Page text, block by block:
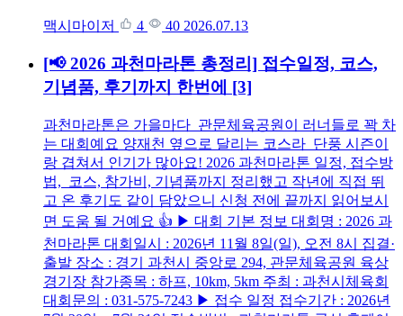
맥시마이저 4 40 2026.07.13
[📢 2026 과천마라톤 총정리] 접수일정, 코스,
기념품, 후기까지 한번에 [3]
과천마라톤은 가을마다 관문체육공원이 러너들로 꽉 차
는 대회예요 양재천 옆으로 달리는 코스라 단풍 시즌이
랑 겹쳐서 인기가 많아요! 2026 과천마라톤 일정, 접수방
법, 코스, 참가비, 기념품까지 정리했고 작년에 직접 뛰
고 온 후기도 같이 담았으니 신청 전에 끝까지 읽어보시
면 도움 될 거예요 👍 ▶ 대회 기본 정보 대회명 : 2026 과
천마라톤 대회일시 : 2026년 11월 8일(일), 오전 8시 집결·
출발 장소 : 경기 과천시 중앙로 294, 관문체육공원 육상
경기장 참가종목 : 하프, 10km, 5km 주최 : 과천시체육회
대회문의 : 031-575-7243 ▶ 접수 일정 접수기간 : 2026년